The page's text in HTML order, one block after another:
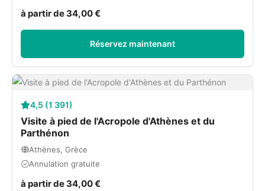
à partir de 34,00 €
Réservez maintenant
4,5 (1 391)
Visite à pied de l'Acropole d'Athènes et du
Parthénon
Athènes, Grèce
Annulation gratuite
à partir de 34,00 €